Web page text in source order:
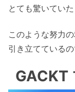
とても驚いてい
このような努力
引き立てているの
GACKT